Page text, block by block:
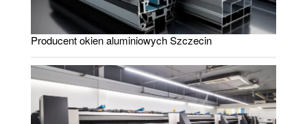
Producent okien aluminiowych Szczecin